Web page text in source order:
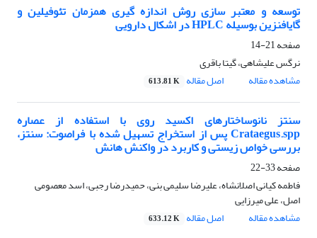
توسعه و معتبر سازی روش اندازه گیری همزمان تئوفیلین و
گایافنزین بوسیله HPLC در اشکال دارویی
صفحه21-14
نرگس علیشاهی، گیتا باقری
مشاهده مقاله
اصل مقاله 613.81 K
سنتز نانوساختارهای اکسید روی با استفاده از عصاره
Crataegus.spp پس از استخراج تسهیل شده با فراصوت: سنتز،
بررسی خواص زیستی و کاربرد در واکنش هانش
صفحه33-22
فاطمه کیانی اصلانشاه، علیرضا سلیمی بنی، حمیدرضا رجبی، اسد معصومی
اصل، علی میرزایی
مشاهده مقاله
اصل مقاله 633.12 K